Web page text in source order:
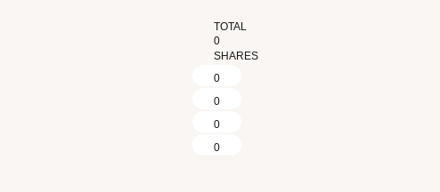
TOTAL
0
SHARES
0
0
0
0